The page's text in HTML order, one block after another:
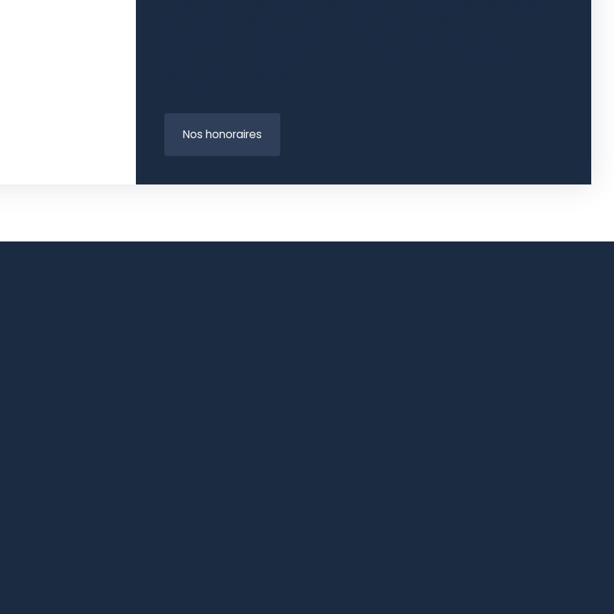
Nos honoraires